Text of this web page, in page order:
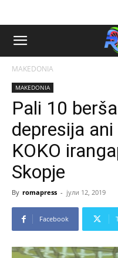
MAKEDONIA
MAKEDONIA
Pali 10
depresija
KOKO
Skopje
By romapress - јули 12, 2019
Facebook